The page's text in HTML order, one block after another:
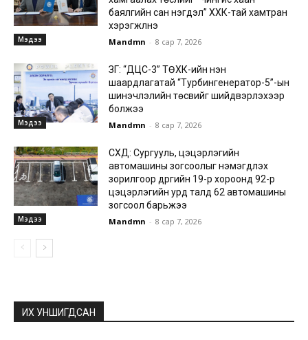
Мэдээ
баялгийн сан нэгдэл” ХХК-тай хамтран
хэрэгжүүлнэ
Mandmn - 8 сар 7, 2026
Мэдээ
ЗГ: “ДЦС-3” ТӨХК-ийн нэн
шаардлагатай “Турбингенератор-5”-ын
шинэчлэлийн төсвийг шийдвэрлэхээр
болжээ
Mandmn - 8 сар 7, 2026
Мэдээ
СХД: Сургууль, цэцэрлэгийн
автомашины зогсоолыг нэмэгдүүлэх
зорилгоор дүүргийн 19-р хороонд 92-р
цэцэрлэгийн урд талд 62 автомашины
зогсоол барьжээ
Mandmn - 8 сар 7, 2026
ИХ УНШИГДСАН